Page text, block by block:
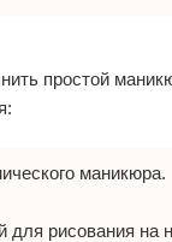
простой
маникюра.
для рисования на